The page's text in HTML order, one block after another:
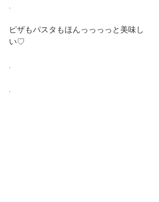
.
ピザもパスタもほんっっっっと美味し
い♡
.
.